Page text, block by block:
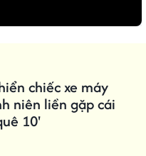
chiếc xe máy
niên liền gặp cái
10'